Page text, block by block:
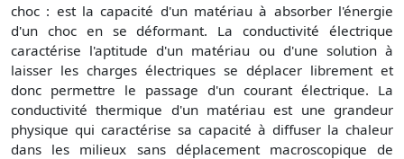
choc : est la capacité d'un matériau à absorber l'énergie
d'un choc en se déformant. La conductivité électrique
caractérise l'aptitude d'un matériau ou d'une solution à
laisser les charges électriques se déplacer librement et
donc permettre le passage d'un courant électrique. La
conductivité thermique d'un matériau est une grandeur
physique qui caractérise sa capacité à diffuser la chaleur
dans les milieux sans déplacement macroscopique de